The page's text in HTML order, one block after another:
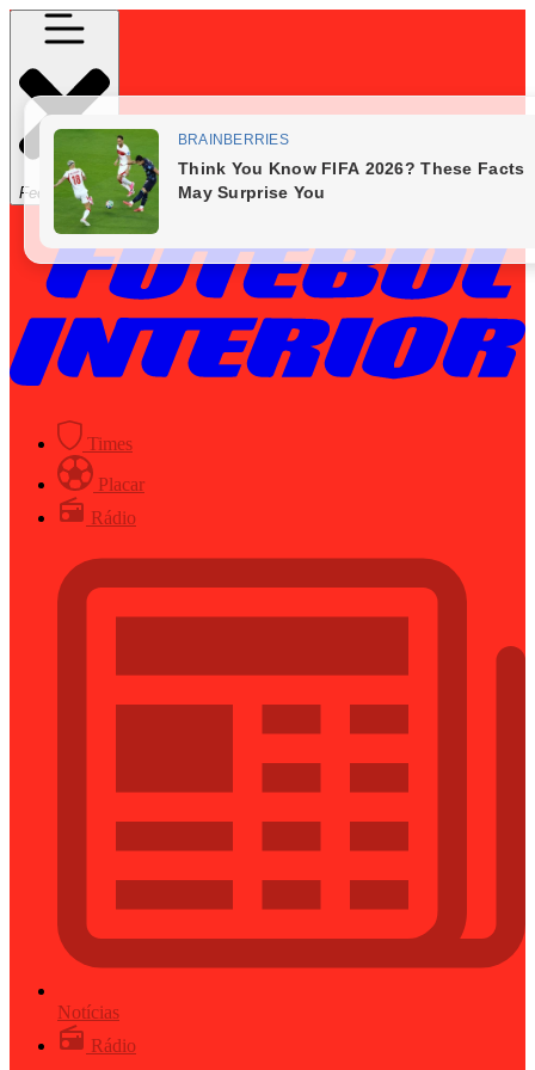
Fechar Menu
Times
Placar
Rádio
Notícias
Rádio